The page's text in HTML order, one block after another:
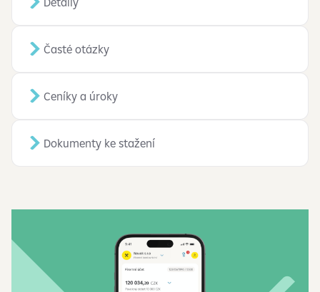
Časté otázky
Ceníky a úroky
Dokumenty ke stažení